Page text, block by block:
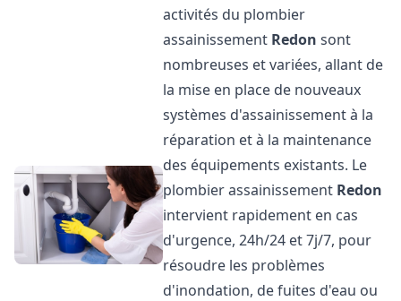
activités du plombier
assainissement Redon sont
nombreuses et variées, allant de
la mise en place de nouveaux
systèmes d'assainissement à la
réparation et à la maintenance
des équipements existants. Le
plombier assainissement Redon
intervient rapidement en cas
d'urgence, 24h/24 et 7j/7, pour
résoudre les problèmes
d'inondation, de fuites d'eau ou